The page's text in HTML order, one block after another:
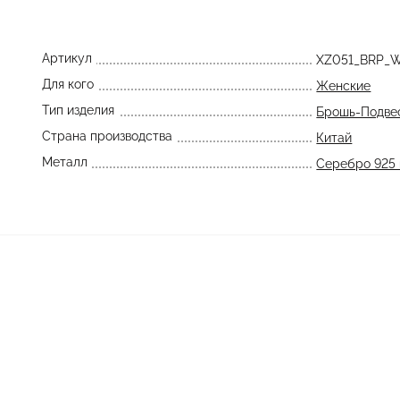
Артикул
Для кого
Женские
Тип изделия
Брошь-
Страна производства
Китай
Металл
Серебро 925